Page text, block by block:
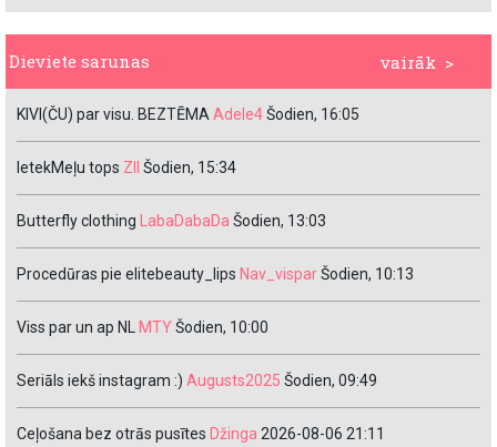
vairāk >
Dieviete sarunas
KIVI(ČU) par visu. BEZTĒMAAdele4Šodien, 16:05
IetekMeļu tops ZII Šodien, 15:34
Butterfly clothing LabaDabaDa Šodien, 13:03
Procedūras pie elitebeauty_lips Nav_visparŠodien, 10:13
Viss par un ap NL MTYŠodien, 10:00
Seriāls iekš instagram :) Augusts2025 Šodien, 09:49
Ceļošana bez otrās pusītes Džinga 2026-08-06 21:11